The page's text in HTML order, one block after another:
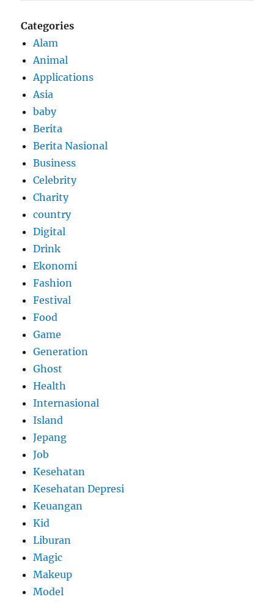
Categories
Alam
Animal
Applications
Asia
baby
Berita
Berita Nasional
Business
Celebrity
Charity
country
Digital
Drink
Ekonomi
Fashion
Festival
Food
Game
Generation
Ghost
Health
Internasional
Island
Jepang
Job
Kesehatan
Kesehatan Depresi
Keuangan
Kid
Liburan
Magic
Makeup
Model